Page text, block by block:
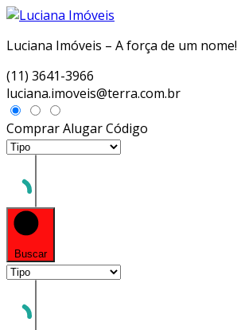
Luciana Imóveis – A força de um nome!
(11) 3641-3966
luciana.imoveis@terra.com.br
ComprarAlugarCódigo
Buscar